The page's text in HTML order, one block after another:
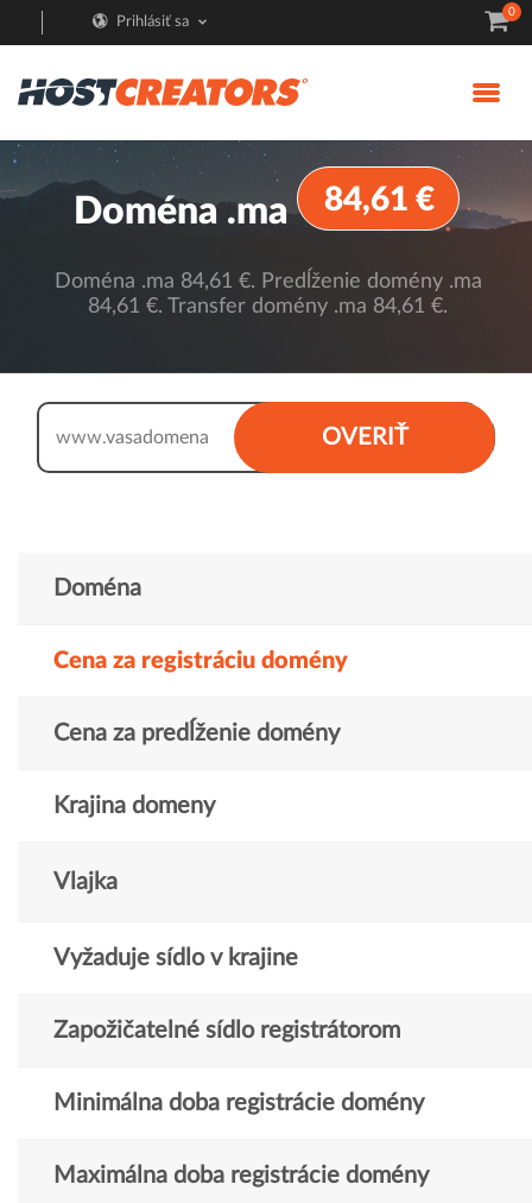
Prihlásiť sa
0
Doména .ma 84,61 €
Doména .ma 84,61 €. Predĺženie domény .ma
84,61 €. Transfer domény .ma 84,61 €.
OVERIŤ
www.
Doména
Cena za registráciu domény
Cena za predĺženie domény
Krajina domeny
Vlajka
Vyžaduje sídlo v krajine
Zapožičatelné sídlo registrátorom
Minimálna doba registrácie domény
Maximálna doba registrácie domény